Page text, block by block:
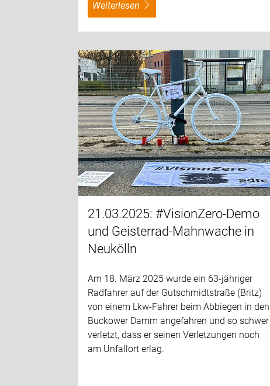
weiterlesen
21.03.2025: #VisionZero-Demo
und Geisterrad-Mahnwache in
Neukölln
Am 18. März 2025 wurde ein 63-jähriger
Radfahrer auf der Gutschmidtstraße (Britz)
von einem Lkw-Fahrer beim Abbiegen in den
Buckower Damm angefahren und so schwer
verletzt, dass er seinen Verletzungen noch
am Unfallort erlag.